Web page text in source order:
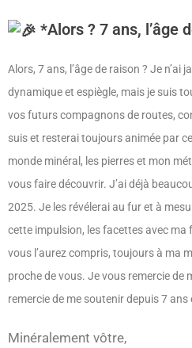
*Alors ? 7 ans, l’âge
Alors, 7 ans, l’âge de raison ? Je n’ai
dynamique et espiègle, mais je suis
vos futurs compagnons de routes,
suis et resterai toujours animée par
monde minéral, les pierres et mon
vous faire découvrir. J’ai déjà
2025. Je les révélerai au fur et à
cette impulsion, les facettes avec ma
vous l’aurez compris, toujours à ma
proche de vous. Je vous remercie de
remercie de me soutenir depuis 7 ans
Minéralement vôtre,